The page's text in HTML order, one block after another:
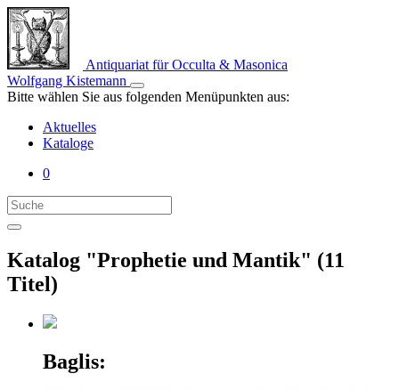
Antiquariat für Occulta & Masonica
Wolfgang Kistemann
Bitte wählen Sie aus folgenden Menüpunkten aus:
Aktuelles
Kataloge
0
Katalog "Prophetie und Mantik" (11
Titel)
Baglis: